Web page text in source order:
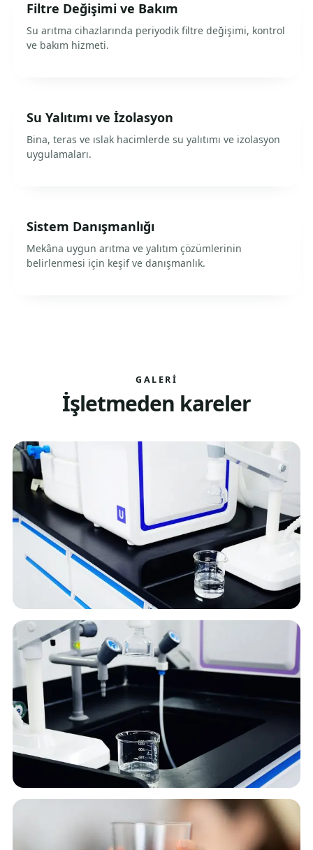
Filtre Değişimi ve Bakım
Su arıtma cihazlarında periyodik filtre değişimi, kontrol
ve bakım hizmeti.
Su Yalıtımı ve İzolasyon
Bina, teras ve ıslak hacimlerde su yalıtımı ve izolasyon
uygulamaları.
Sistem Danışmanlığı
Mekâna uygun arıtma ve yalıtım çözümlerinin
belirlenmesi için keşif ve danışmanlık.
GALERI
İşletmeden kareler